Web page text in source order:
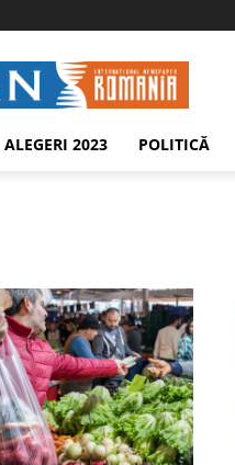
ALEGERI 2023 POLITICĂ